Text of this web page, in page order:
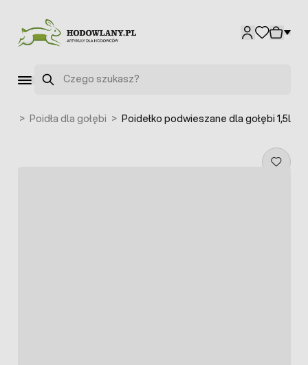
Szukaj
> Poidła dla gołębi > Poidełko podwieszane dla gołębi 1,5l